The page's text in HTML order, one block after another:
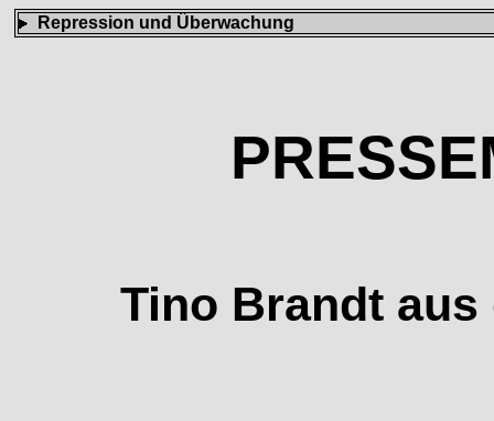
Repression und Überwachung
Tino Brandt aus